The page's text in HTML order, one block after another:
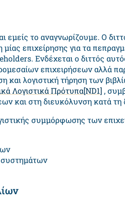
εμείς το αναγνωρίζουμε. Ο
επιχείρησης για τα
Ενδέχεται ο διττός
επιχειρήσεων αλλά
και λογιστική τήρηση των
Λογιστικά Πρότυπα[ND1] ,
και στη διευκόλυνση κατά τη
συμμόρφωσης των
συστημάτων